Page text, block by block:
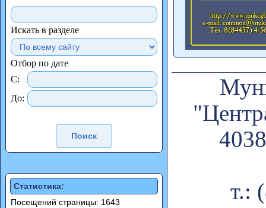
Искать в разделе
Отбор по дате
С:
До:
Статистика:
Посещений страницы: 1643
т.: